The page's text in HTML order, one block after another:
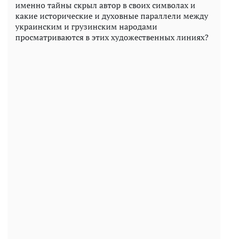
именно тайны скрыл автор в своих символах и
какие исторические и духовные параллели между
украинским и грузинским народами
просматриваются в этих художественных линиях?